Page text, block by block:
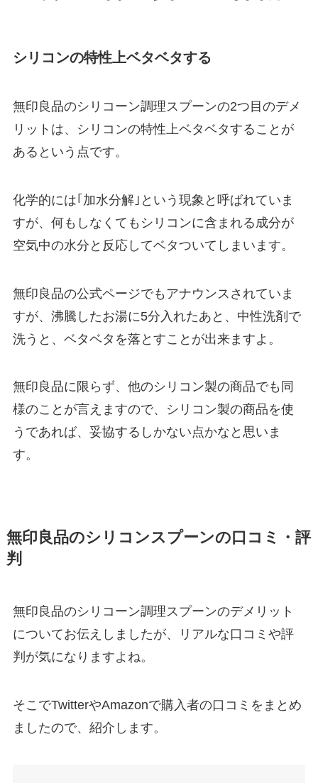
シリコンの特性上ベタベタする
無印良品のシリコーン調理スプーンの2つ目のデメ
リットは、シリコンの特性上ベタベタすることが
あるという点です。
化学的には｢加水分解｣という現象と呼ばれていま
すが、何もしなくてもシリコンに含まれる成分が
空気中の水分と反応してベタついてしまいます。
無印良品の公式ページでもアナウンスされていま
すが、沸騰したお湯に5分入れたあと、中性洗剤で
洗うと、ベタベタを落とすことが出来ますよ。
無印良品に限らず、他のシリコン製の商品でも同
様のことが言えますので、シリコン製の商品を使
うであれば、妥協するしかない点かなと思いま
す。
無印良品のシリコンスプーンの口コミ・評
判
無印良品のシリコーン調理スプーンのデメリット
についてお伝えしましたが、リアルな口コミや評
判が気になりますよね。
そこでTwitterやAmazonで購入者の口コミをまとめ
ましたので、紹介します。